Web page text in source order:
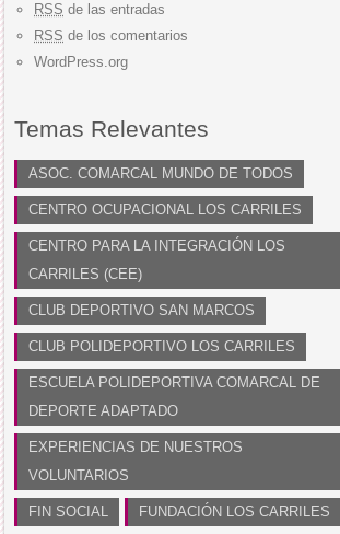
RSS de las entradas
RSS de los comentarios
WordPress.org
Temas Relevantes
ASOC. COMARCAL MUNDO DE TODOS
CENTRO OCUPACIONAL LOS CARRILES
CENTRO PARA LA INTEGRACIÓN LOS
CARRILES (CEE)
CLUB DEPORTIVO SAN MARCOS
CLUB POLIDEPORTIVO LOS CARRILES
ESCUELA POLIDEPORTIVA COMARCAL DE
DEPORTE ADAPTADO
EXPERIENCIAS DE NUESTROS
VOLUNTARIOS
FIN SOCIAL FUNDACIÓN LOS CARRILES